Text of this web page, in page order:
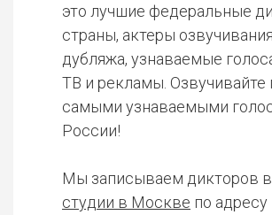
это лучшие федеральные
страны, актеры
дубляжа, узнаваемые
ТВ и рекламы. Озвучивайте
самыми узнаваемыми
России!
Мы записываем дикторов в
студии в Москве по адресу